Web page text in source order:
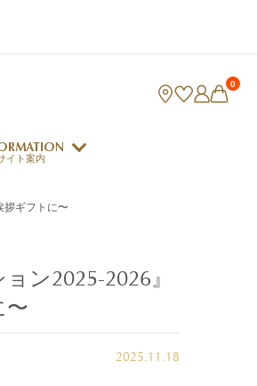
0
トレシピ
イト案内
拶ギフトに〜
ン2025-2026』
〜
2025.11.18